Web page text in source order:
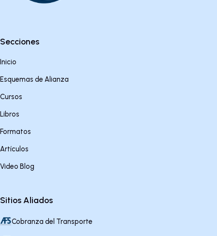
Secciones
Inicio
Esquemas de Alianza
Cursos
Libros
Formatos
Artículos
Video Blog
Sitios Aliados
Cobranza del Transporte